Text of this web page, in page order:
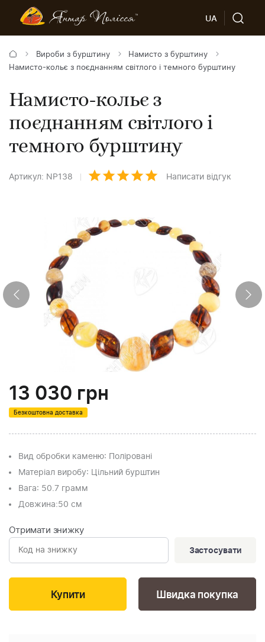
UA
Вироби з бурштину
Намисто з бурштину
Намисто-кольє з поєднанням світлого і темного бурштину
Намисто-кольє з
поєднанням світлого і
темного бурштину
Артикул: NP138 Написати відгук
13 030 грн
Безкоштовна доставка
Вид обробки каменю: Поліровані
Матеріал виробу: Цільний бурштин
Вага: 50.7 грамм
Довжина:50 см
Отримати знижку
Застосувати
Швидка покупка